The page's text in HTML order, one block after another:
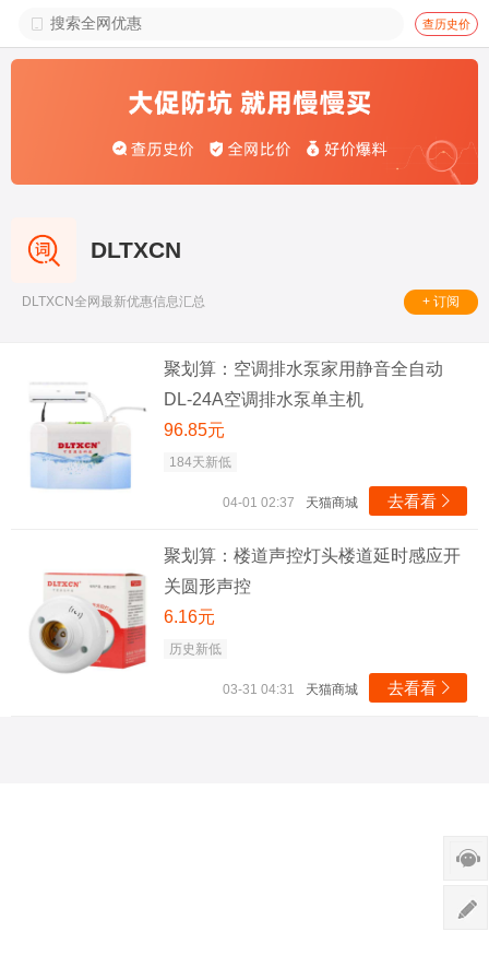
 查历史价
DLTXCN
DLTXCN全网最新优惠信息汇总 + 订阅
聚划算：空调排水泵家用静音全自动
DL-24A空调排水泵单主机
96.85元
184天新低
04-01 02:37 天猫商城 去看看 
聚划算：楼道声控灯头楼道延时感应开
关圆形声控
6.16元
历史新低
03-31 04:31 天猫商城 去看看 